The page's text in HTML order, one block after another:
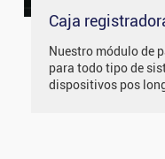
Caja
Nuestro módulo de
para todo tipo de
dispositivos pos